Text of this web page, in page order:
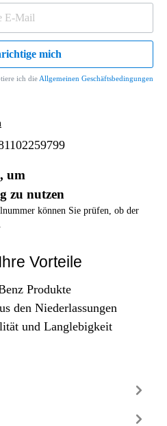
mich
ich die Allgemeinen Geschäftsbedingungen
um
zu nutzen
können Sie prüfen, ob der
Vorteile
Produkte
den Niederlassungen
und Langlebigkeit